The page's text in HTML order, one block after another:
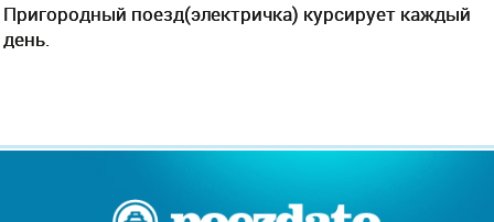
Пригородный поезд(электричка) курсирует каждый
день.